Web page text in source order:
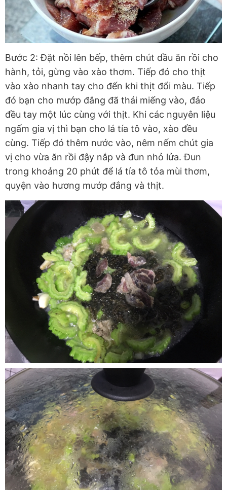
Bước 2: Đặt nồi lên bếp, thêm chút dầu ăn rồi cho
hành, tỏi, gừng vào xào thơm. Tiếp đó cho thịt
vào xào nhanh tay cho đến khi thịt đổi màu. Tiếp
đó bạn cho mướp đắng đã thái miếng vào, đảo
đều tay một lúc cùng với thịt. Khi các nguyên liệu
ngấm gia vị thì bạn cho lá tía tô vào, xào đều
cùng. Tiếp đó thêm nước vào, nêm nếm chút gia
vị cho vừa ăn rồi đậy nắp và đun nhỏ lửa. Đun
trong khoảng 20 phút để lá tía tô tỏa mùi thơm,
quyện vào hương mướp đắng và thịt.